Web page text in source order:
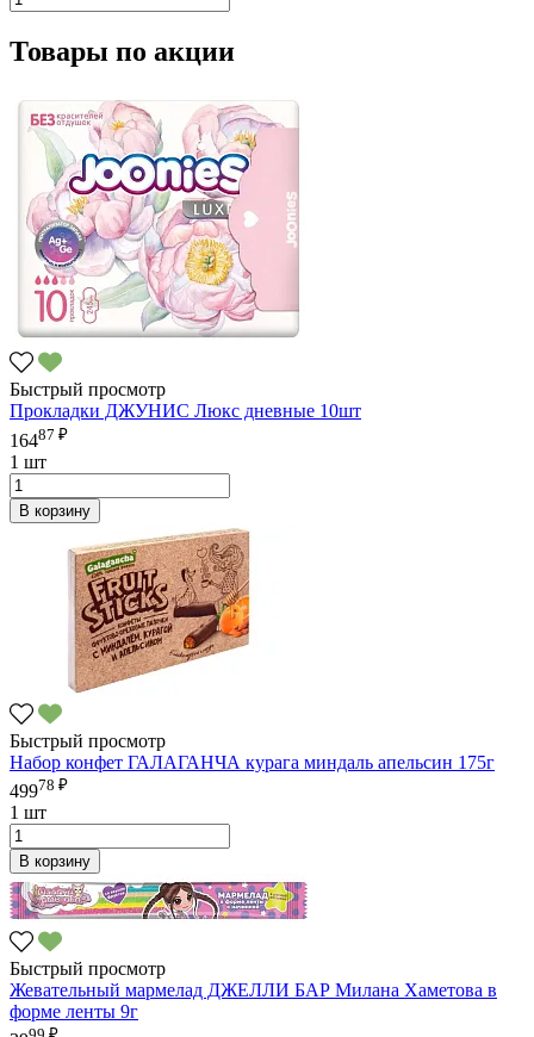
Товары по акции
Быстрый просмотр
Прокладки ДЖУНИС Люкс дневные 10шт
16487 ₽
1 шт
В корзину
Быстрый просмотр
Набор конфет ГАЛАГАНЧА курага миндаль апельсин 175г
49978 ₽
1 шт
В корзину
Быстрый просмотр
Жевательный мармелад ДЖЕЛЛИ БАР Милана Хаметова в
форме ленты 9г